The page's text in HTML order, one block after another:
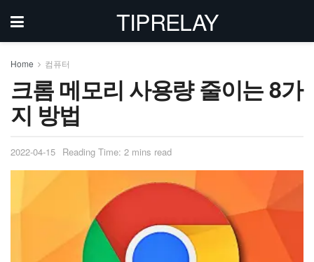
TIPRELAY
Home 컴퓨터
크롬 메모리 사용량 줄이는 8가
지 방법
2022-04-15 Reading Time: 2 mins read